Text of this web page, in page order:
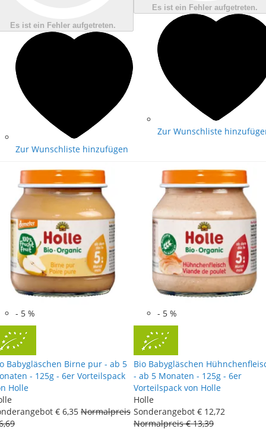
Es ist ein Fehler aufgetreten.
Zur Wunschliste hinzufügen
Es ist ein Fehler aufgetreten.
Zur Wunschliste
- 5 %
Babygläschen Birne pur - ab 5
- 125g - 6er Vorteilspack
Holle
€ 6,35 Normalpreis
,69
- 5 %
Bio Babygläschen
- ab 5 Monaten - 125g - 6er
Vorteilspack von Holle
Holle
Sonderangebot € 12,72
Normalpreis € 13,39